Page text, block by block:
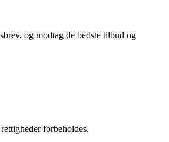
og modtag de bedste tilbud og
forbeholdes.